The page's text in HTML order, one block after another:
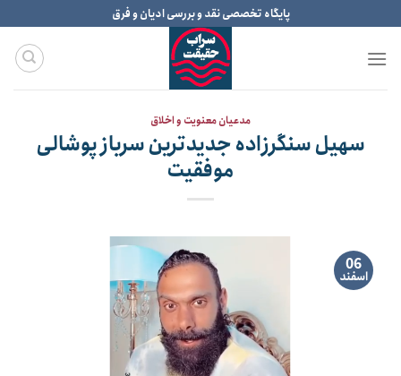
to
content
پایگاه تخصصی نقد و بررسی ادیان و فرق
مدعیان معنویت و اخلاق
سهیل سنگرزاده جدیدترین سرباز پوشالی
موفقیت
06
اسفند